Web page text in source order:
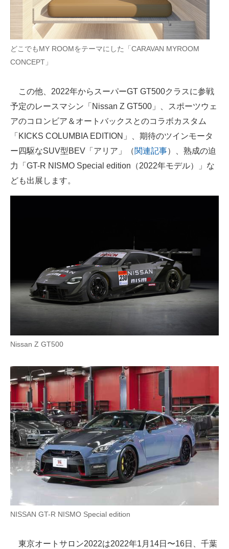
どこでもMY ROOMをテーマにした「CARAVAN MYROOM
CONCEPT」
この他、2022年からスーパーGT GT500クラスに参戦
予定のレースマシン「Nissan Z GT500」、スポーツウェ
アのコロンビア＆オートバックスとのコラボカスタム
「KICKS COLUMBIA EDITION」、期待のツインモータ
ー四駆なSUV型BEV「アリア」（関連記事）、熟成の迫
力「GT-R NISMO Special edition（2022年モデル）」な
ども出展します。
Nissan Z GT500
NISSAN GT-R NISMO Special edition
東京オートサロン2022は2022年1月14日〜16日、千葉